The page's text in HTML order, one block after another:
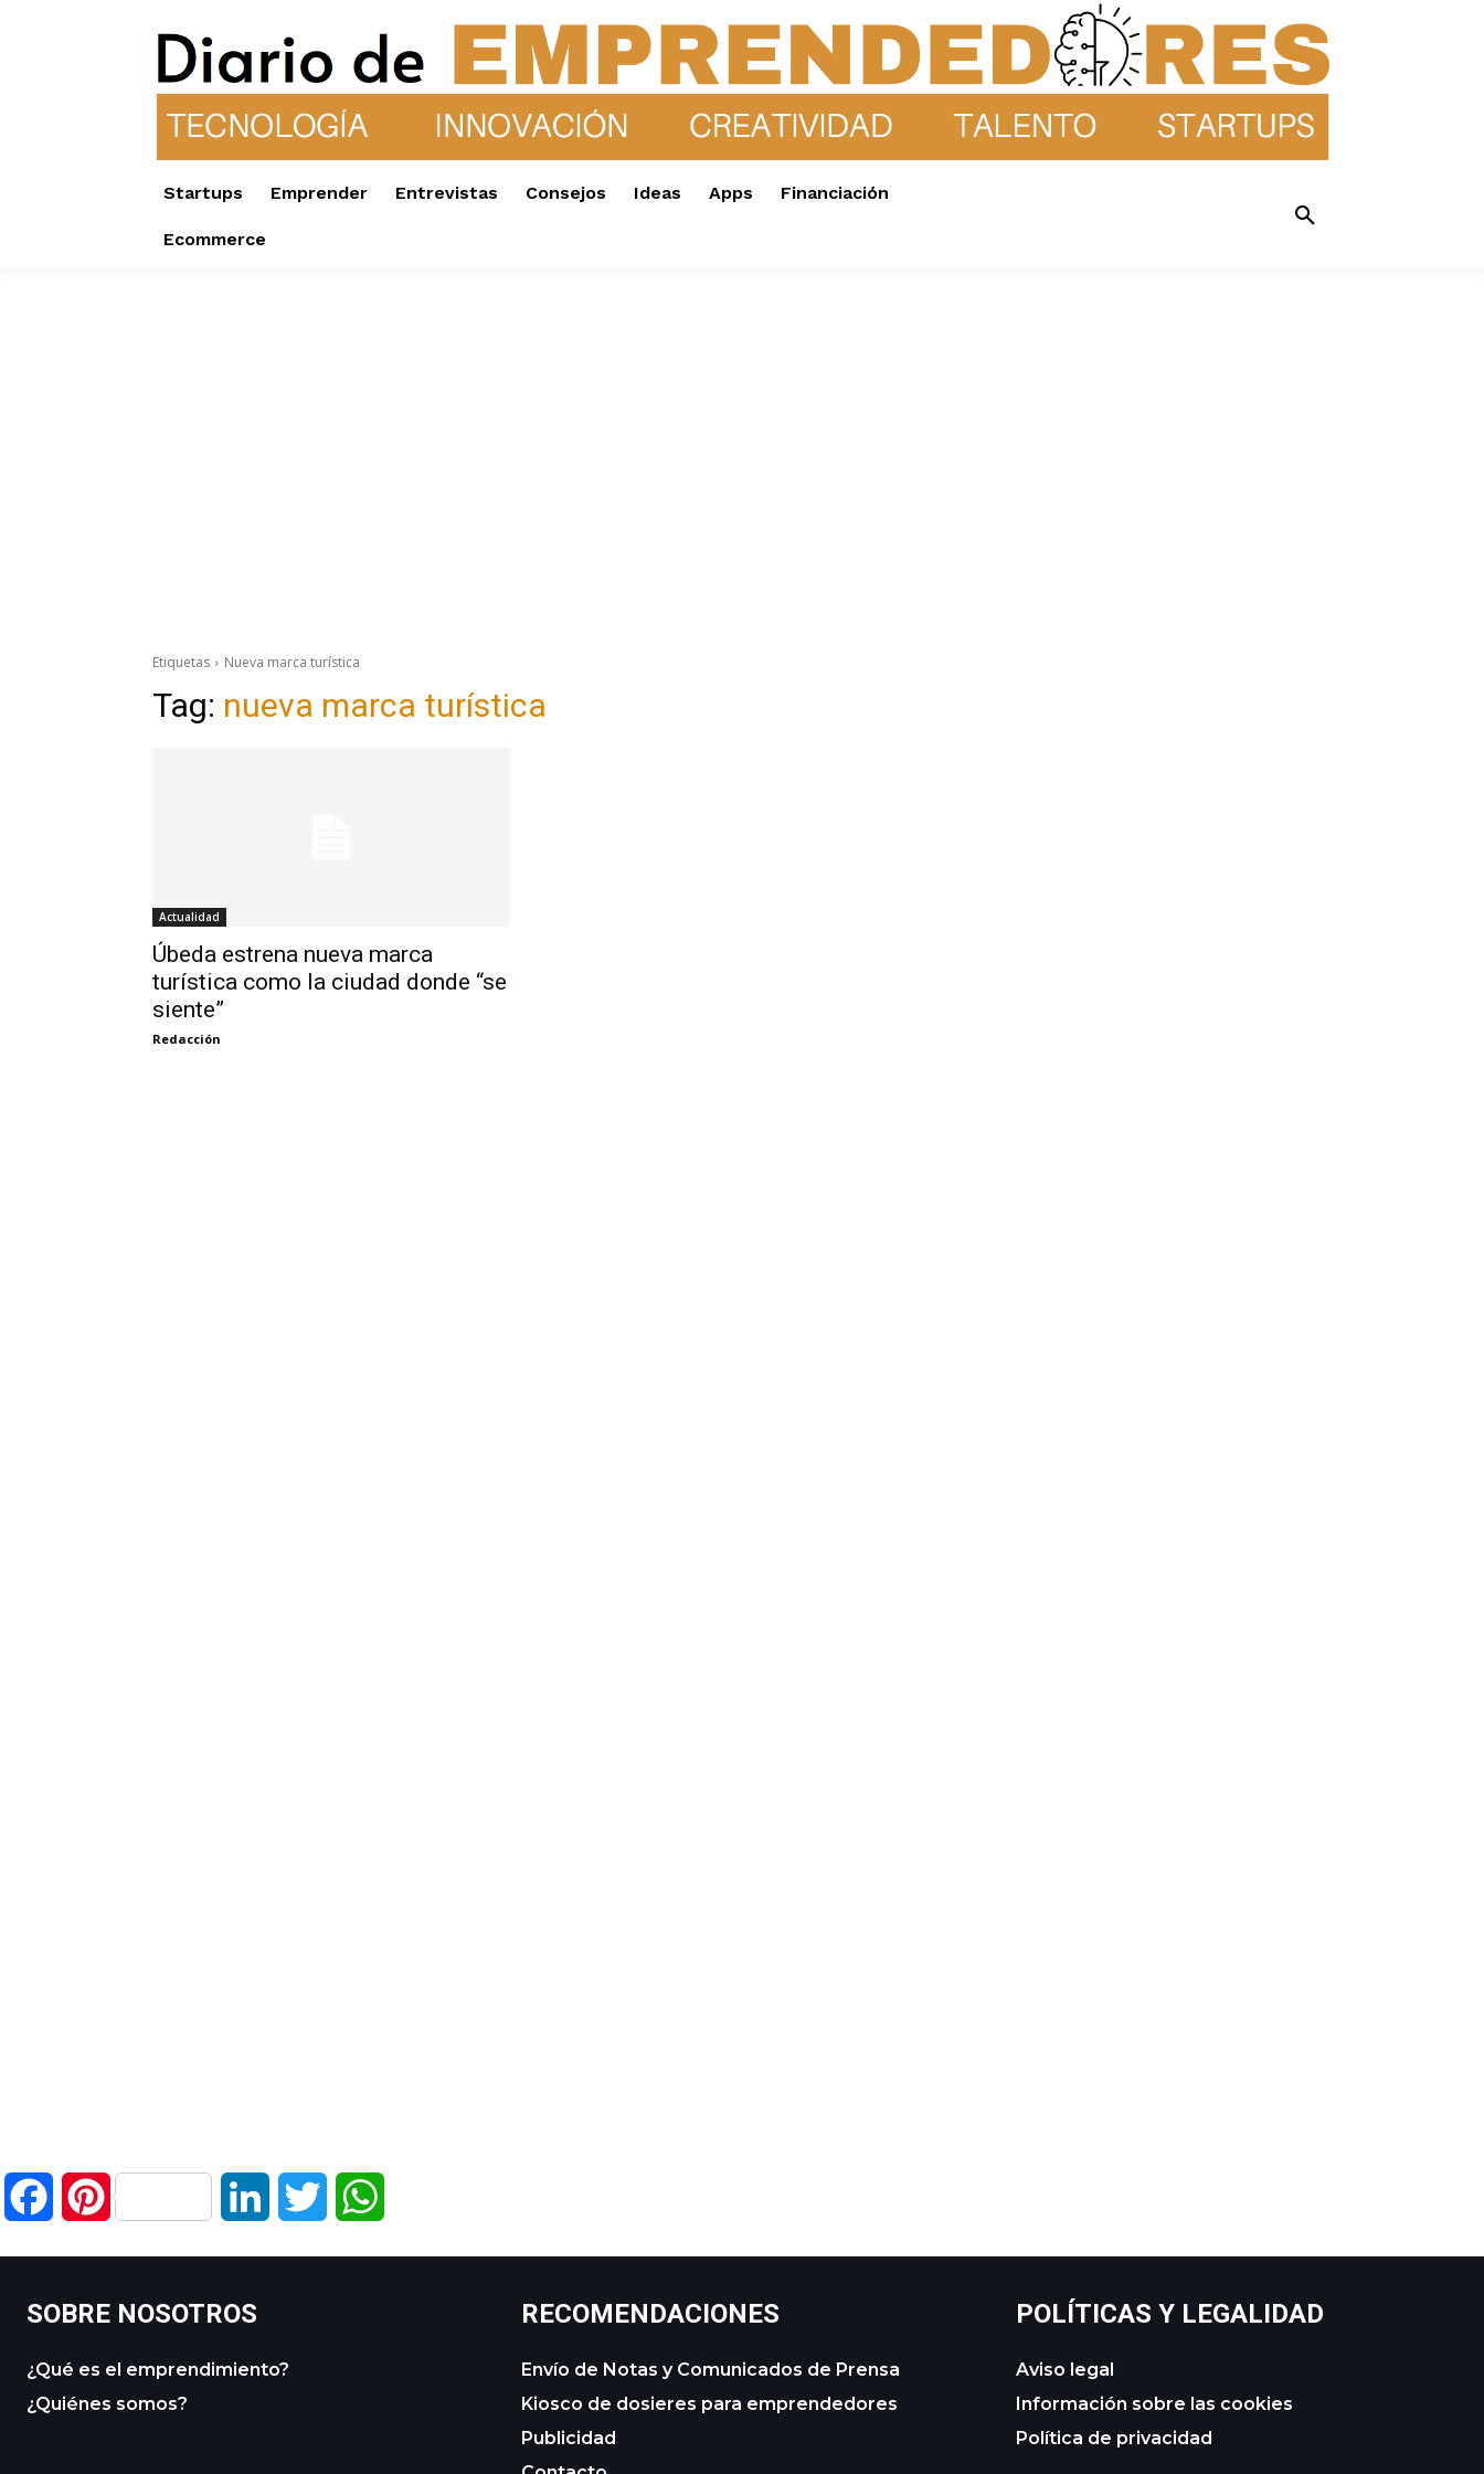
Startups Emprender Entrevistas Consejos Ideas Apps Financiación
Ecommerce
Etiquetas Nueva marca turística
Tag: nueva marca turística
Actualidad
Úbeda estrena nueva marca
turística como la ciudad donde “se
siente”
Redacción
FacebookPinterest LinkedIn Twitter
SOBRE NOSOTROS
¿Qué es el emprendimiento?
¿Quiénes somos?
RECOMENDACIONES
Envío de Notas y Comunicados de Prensa
Kiosco de dosieres para emprendedores
Publicidad
POLÍTICAS Y LEGALIDAD
Aviso legal
Información sobre las cookies
Política de privacidad